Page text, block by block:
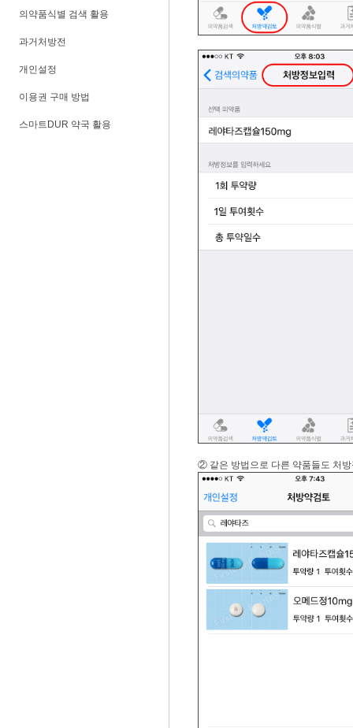
의약품식별 검색 활용
과거처방전
개인설정
이용권 구매 방법
스마트DUR 약국 활용
② 같은 방법으로 다른 약품들도 처